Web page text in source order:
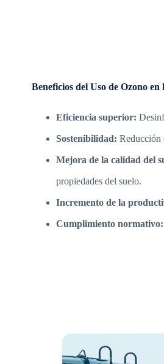
Beneficios del Uso de Ozono
Eficiencia superior:
Sostenibilidad: Reducción
Mejora de la calidad del
propiedades del suelo.
Incremento de la
Cumplimiento normativo: